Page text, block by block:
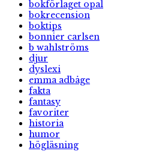
bokförlaget opal
bokrecension
boktips
bonnier carlsen
b wahlströms
djur
dyslexi
emma adbåge
fakta
fantasy
favoriter
historia
humor
högläsning